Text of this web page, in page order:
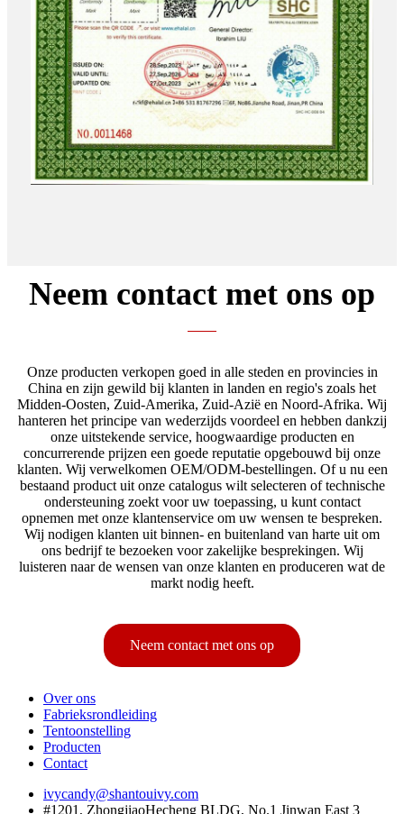
Neem contact met ons op
Onze producten verkopen goed in alle steden en provincies in
China en zijn gewild bij klanten in landen en regio's zoals het
Midden-Oosten, Zuid-Amerika, Zuid-Azië en Noord-Afrika. Wij
hanteren het principe van wederzijds voordeel en hebben dankzij
onze uitstekende service, hoogwaardige producten en
concurrerende prijzen een goede reputatie opgebouwd bij onze
klanten. Wij verwelkomen OEM/ODM-bestellingen. Of u nu een
bestaand product uit onze catalogus wilt selecteren of technische
ondersteuning zoekt voor uw toepassing, u kunt contact
opnemen met onze klantenservice om uw wensen te bespreken.
Wij nodigen klanten uit binnen- en buitenland van harte uit om
ons bedrijf te bezoeken voor zakelijke besprekingen. Wij
luisteren naar de wensen van onze klanten en produceren wat de
markt nodig heeft.
Neem contact met ons op
Over ons
Fabrieksrondleiding
Tentoonstelling
Producten
Contact
ivycandy@shantouivy.com
#1201, ZhongjiaoHecheng BLDG, No.1 Jinwan East 3